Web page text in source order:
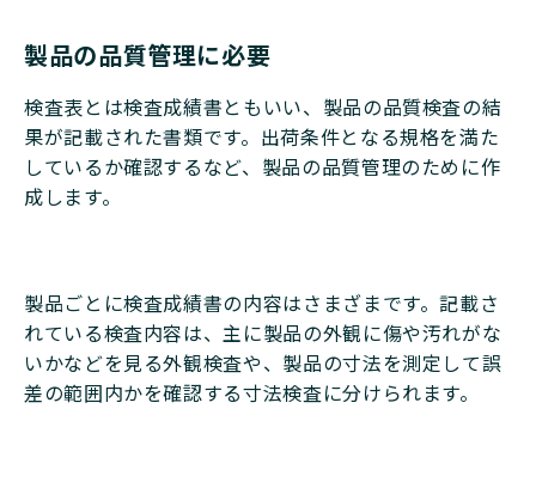
製品の品質管理に必要
検査表とは検査成績書ともいい、製品の品質検査の結
果が記載された書類です。出荷条件となる規格を満た
しているか確認するなど、製品の品質管理のために作
成します。
製品ごとに検査成績書の内容はさまざまです。記載さ
れている検査内容は、主に製品の外観に傷や汚れがな
いかなどを見る外観検査や、製品の寸法を測定して誤
差の範囲内かを確認する寸法検査に分けられます。